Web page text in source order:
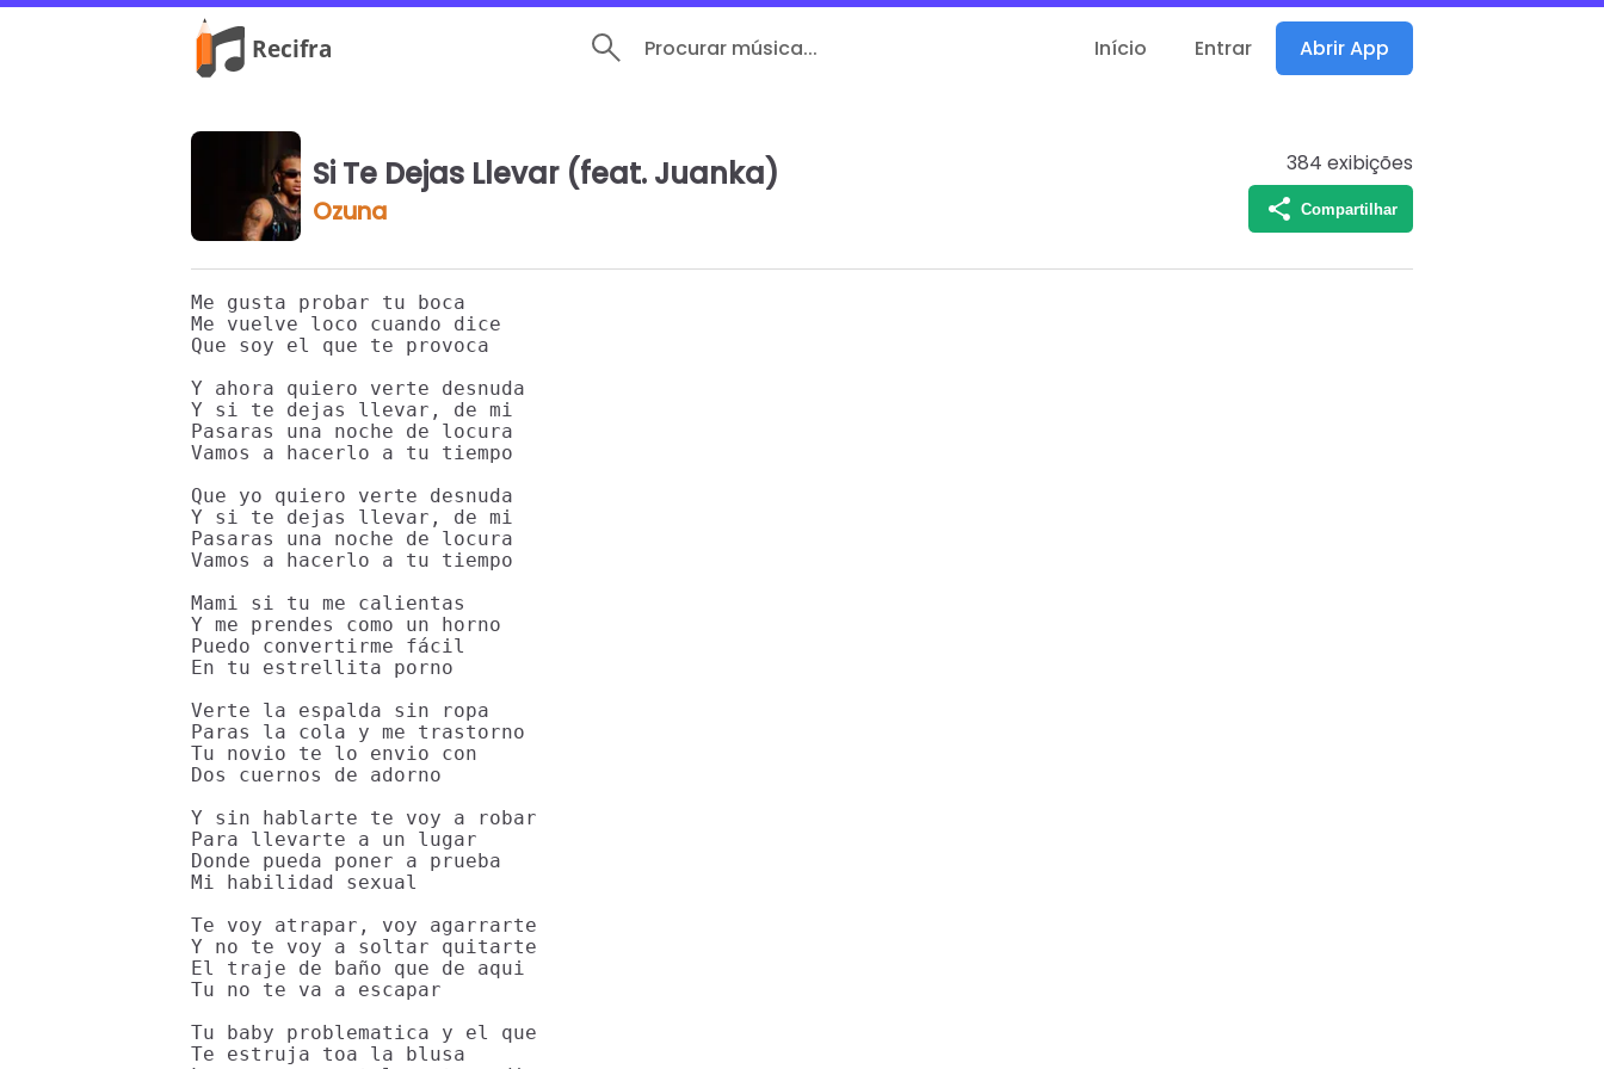
Procurar música... Início Entrar Abrir App
Si Te Dejas Llevar (feat. Juanka)
Ozuna
384 exibições
Compartilhar
Me gusta probar tu boca
Me vuelve loco cuando dice
Que soy el que te provoca
Y ahora quiero verte desnuda
Y si te dejas llevar, de mi
Pasaras una noche de locura
Vamos a hacerlo a tu tiempo
Que yo quiero verte desnuda
Y si te dejas llevar, de mi
Pasaras una noche de locura
Vamos a hacerlo a tu tiempo
Mami si tu me calientas
Y me prendes como un horno
Puedo convertirme fácil
En tu estrellita porno
Verte la espalda sin ropa
Paras la cola y me trastorno
Tu novio te lo envio con
Dos cuernos de adorno
Y sin hablarte te voy a robar
Para llevarte a un lugar
Donde pueda poner a prueba
Mi habilidad sexual
Te voy atrapar, voy agarrarte
Y no te voy a soltar quitarte
El traje de baño que de aqui
Tu no te va a escapar
Tu baby problematica y el que
Te estruja toa la blusa